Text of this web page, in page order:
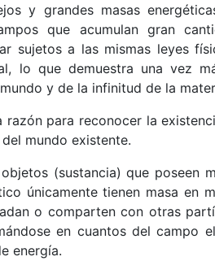
y grandes masas
que acumulan gran
sujetos a las mismas leyes
lo que demuestra una vez
y de la infinitud de la
razón para reconocer la
mundo existente.
(sustancia) que poseen
únicamente tienen masa en
o comparten con otras
en cuantos del campo
energía.